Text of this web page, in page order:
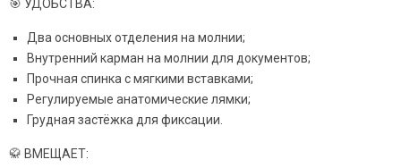
🎯 УДОБСТВА:
Два основных отделения на молнии;
Внутренний карман на молнии для документов;
Прочная спинка с мягкими вставками;
Регулируемые анатомические лямки;
Грудная застёжка для фиксации.
🥋 ВМЕЩАЕТ: